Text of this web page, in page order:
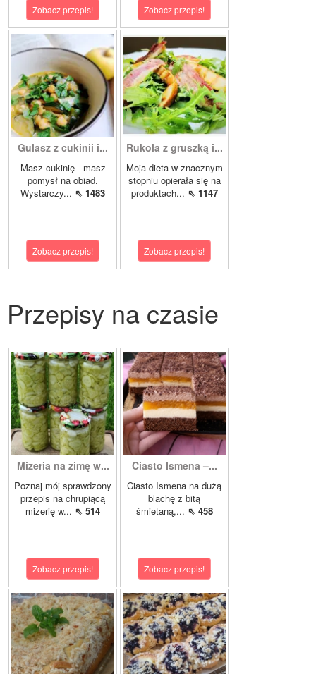
Zobacz przepis! Zobacz przepis!
Gulasz z cukinii i...
Masz cukinię - masz
pomysł na obiad.
Wystarczy... ⇖ 1483
Zobacz przepis!
Rukola z gruszką i...
Moja dieta w znacznym
stopniu opierała się na
produktach... ⇖ 1147
Zobacz przepis!
Przepisy na czasie
Mizeria na zimę w...
Poznaj mój sprawdzony
przepis na chrupiącą
mizerię w... ⇖ 514
Zobacz przepis!
Ciasto Ismena –...
Ciasto Ismena na dużą
blachę z bitą
śmietaną,... ⇖ 458
Zobacz przepis!